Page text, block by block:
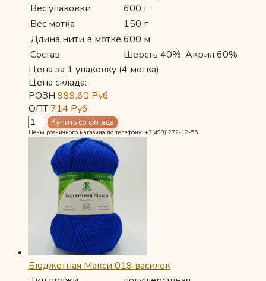
Вес упаковки
600 г
Вес мотка
150 г
Длина нити в мотке 600 м
Состав
Шерсть 40%, Акрил 60%
Цена за 1 упаковку (4 мотка)
Цена склада:
РОЗН 999,60 Руб
ОПТ714 Руб
Цены розничного магазина по телефону: +7(499) 272-12-55
Бюджетная Макси 019 василек